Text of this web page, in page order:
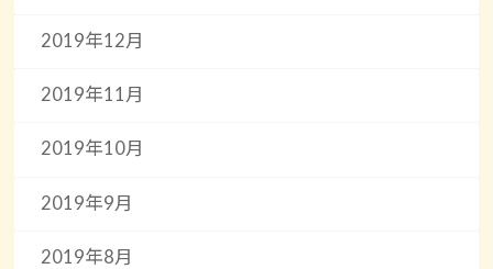
2019年12月
2019年11月
2019年10月
2019年9月
2019年8月